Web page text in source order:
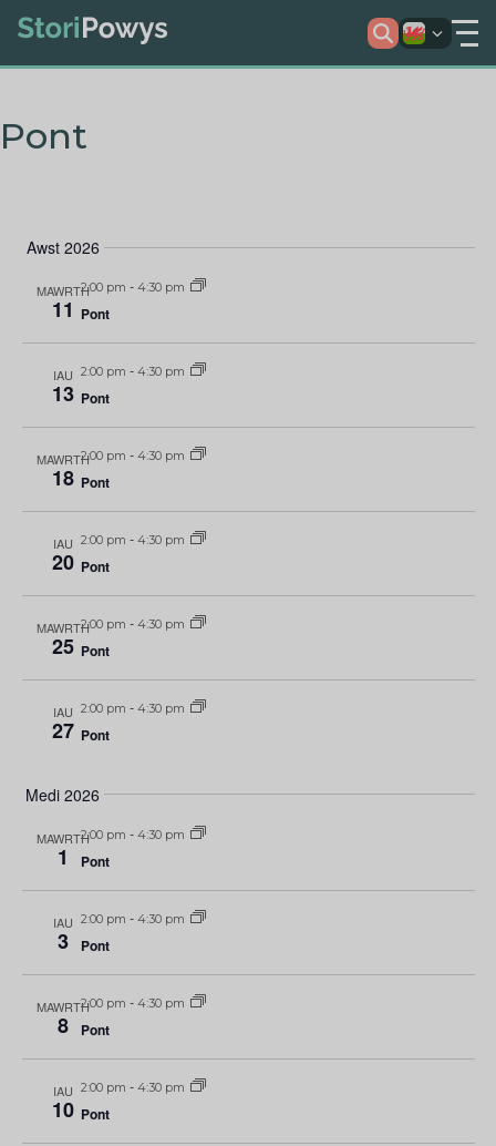
Pont
Awst 2026
MAWRTH
11
2:00 pm - 4:30 pm
Pont
IAU
13
2:00 pm - 4:30 pm
Pont
MAWRTH
18
2:00 pm - 4:30 pm
Pont
IAU
20
2:00 pm - 4:30 pm
Pont
MAWRTH
25
2:00 pm - 4:30 pm
Pont
IAU
27
2:00 pm - 4:30 pm
Pont
Medi 2026
MAWRTH
1
2:00 pm - 4:30 pm
Pont
IAU
3
2:00 pm - 4:30 pm
Pont
MAWRTH
8
2:00 pm - 4:30 pm
Pont
IAU
10
2:00 pm - 4:30 pm
Pont